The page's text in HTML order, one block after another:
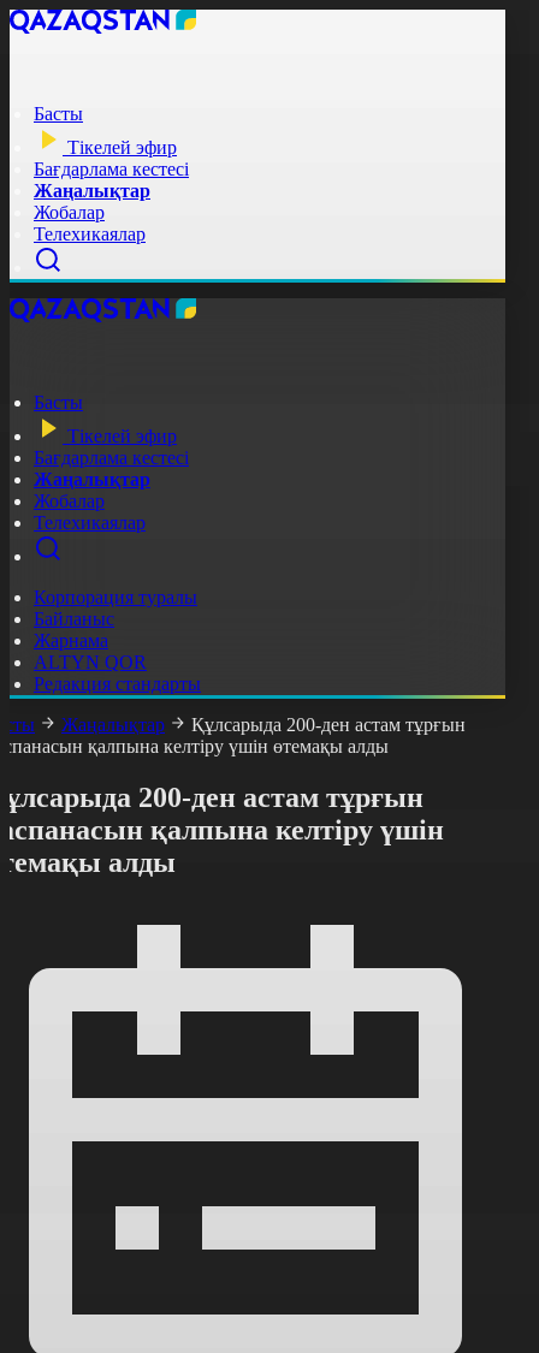
Басты
Тікелей эфир
Бағдарлама кестесі
Жаңалықтар
Жобалар
Телехикаялар
Басты
Тікелей эфир
Бағдарлама кестесі
Жаңалықтар
Жобалар
Телехикаялар
Корпорация туралы
Байланыс
Жарнама
ALTYN QOR
Редакция стандарты
Жаңалықтар
Құлсарыда 200-ден астам тұрғын
қалпына келтіру үшін өтемақы алды
200-ден астам тұрғын
қалпына келтіру үшін
алды